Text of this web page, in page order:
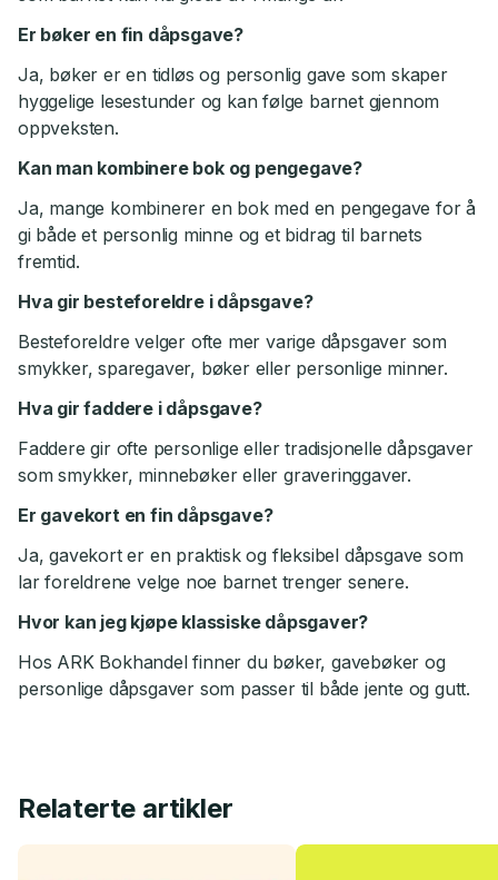
Er bøker en fin dåpsgave?
Ja, bøker er en tidløs og personlig gave som skaper
hyggelige lesestunder og kan følge barnet gjennom
oppveksten.
Kan man kombinere bok og pengegave?
Ja, mange kombinerer en bok med en pengegave for å
gi både et personlig minne og et bidrag til barnets
fremtid.
Hva gir besteforeldre i dåpsgave?
Besteforeldre velger ofte mer varige dåpsgaver som
smykker, sparegaver, bøker eller personlige minner.
Hva gir faddere i dåpsgave?
Faddere gir ofte personlige eller tradisjonelle dåpsgaver
som smykker, minnebøker eller graveringgaver.
Er gavekort en fin dåpsgave?
Ja, gavekort er en praktisk og fleksibel dåpsgave som
lar foreldrene velge noe barnet trenger senere.
Hvor kan jeg kjøpe klassiske dåpsgaver?
Hos ARK Bokhandel finner du bøker, gavebøker og
personlige dåpsgaver som passer til både jente og gutt.
Relaterte artikler